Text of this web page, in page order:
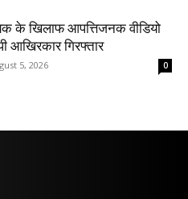
के खिलाफ आपत्तिजनक वीडियो
आखिरकार गिरफ्तार
5, 2026 0